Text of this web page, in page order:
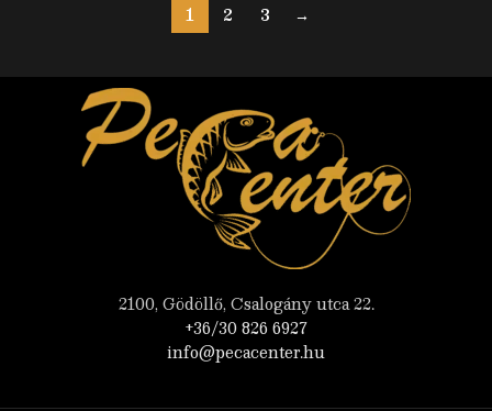
1 2 3 →
2100, Gödöllő, Csalogány utca 22.
+36/30 826 6927
info@pecacenter.hu